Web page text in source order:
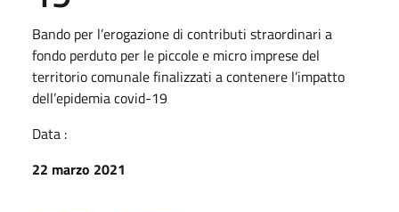
Bando per l’erogazione di contributi straordinari a
fondo perduto per le piccole e micro imprese del
territorio comunale finalizzati a contenere l’impatto
dell’epidemia covid-19
Data :
22 marzo 2021